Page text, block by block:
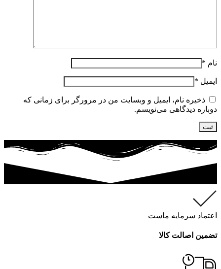
نام *
ایمیل *
ذخیره نام، ایمیل و وبسایت من در مرورگر برای زمانی که
دوباره دیدگاهی می‌نویسم.
اعتماد سرمایه ماست
تضمین اصالت کالا